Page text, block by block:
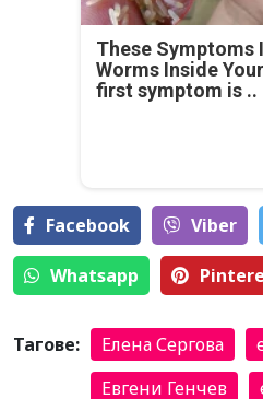
These Symptoms
Worms Inside
first symptom is ..
Facebook Viber
Whatsapp
Тагове: Елена Сергова
Евгени Генчев